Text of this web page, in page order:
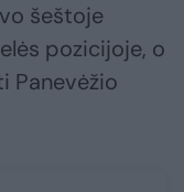
šeštoje
pozicijoje, o
Panevėžio